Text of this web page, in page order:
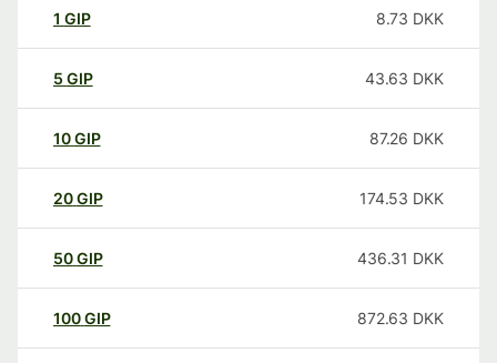
1 GIP 8.73 DKK
5 GIP 43.63 DKK
10GIP 87.26 DKK
20GIP 174.53 DKK
50GIP 436.31 DKK
100GIP 872.63 DKK